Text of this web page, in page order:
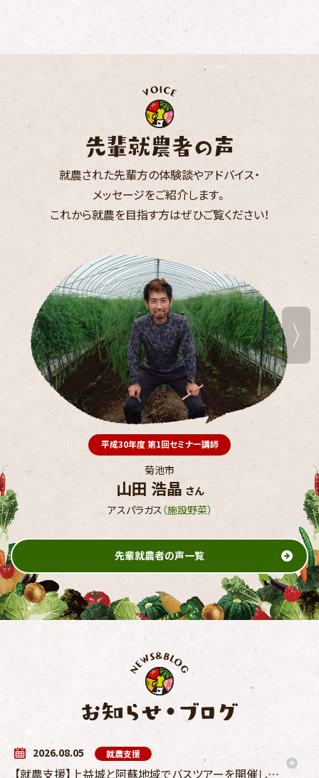
就農された先輩方の体験談やアドバイス・
メッセージをご紹介します。
これから就農を目指す方はぜひご覧ください！
平成30年度 第1回セミナー講師
菊池市
山田 浩晶 さん
アスパラガス（施設野菜）
先輩就農者の声一覧
2026.08.05 就農支援
【就農支援】上益城と阿蘇地域でバスツアーを開催します！